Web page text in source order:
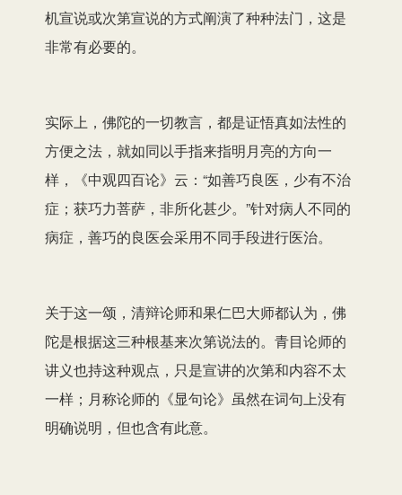
机宣说或次第宣说的方式阐演了种种法门，这是
非常有必要的。
实际上，佛陀的一切教言，都是证悟真如法性的
方便之法，就如同以手指来指明月亮的方向一
样，《中观四百论》云：“如善巧良医，少有不治
症；获巧力菩萨，非所化甚少。”针对病人不同的
病症，善巧的良医会采用不同手段进行医治。
关于这一颂，清辩论师和果仁巴大师都认为，佛
陀是根据这三种根基来次第说法的。青目论师的
讲义也持这种观点，只是宣讲的次第和内容不太
一样；月称论师的《显句论》虽然在词句上没有
明确说明，但也含有此意。